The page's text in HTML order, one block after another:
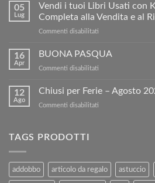
Risparmia:
sconto
05
Lug
Vendi i tuoi Libri Usati con
Completa alla Vendita e al
Commenti disabilitati
i
tuoi
con
Rimborso
16
Apr
BUONA PASQUA
Commenti disabilitati
PASQUA
12
Ago
Chiusi per Ferie – Agosto
Commenti disabilitati
2025
TAGS PRODOTTI
addobbo articolo da regalo astuccio